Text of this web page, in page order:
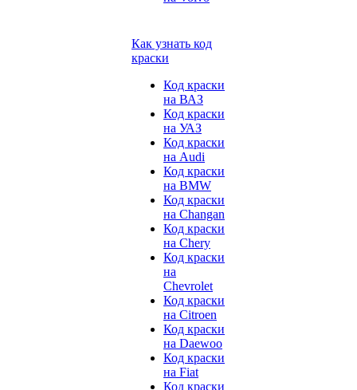
Как узнать код
краски
Код краски
на ВАЗ
Код краски
на УАЗ
Код краски
на Audi
Код краски
на BMW
Код краски
на Changan
Код краски
на Chery
Код краски
на
Chevrolet
Код краски
на Citroen
Код краски
на Daewoo
Код краски
на Fiat
Код краски